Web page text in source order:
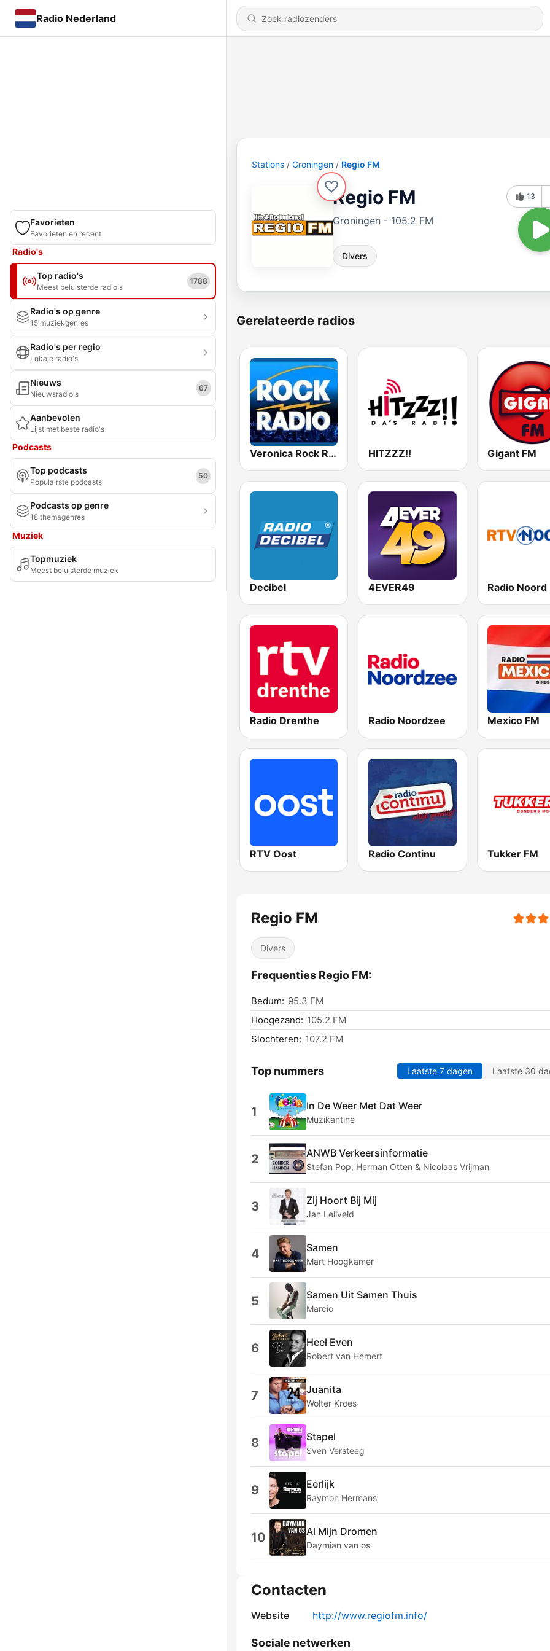
Radio Nederland
Favorieten
Favorieten en recent
Radio's
Top radio's
Meest beluisterde radio's
1788
Radio's op genre
15 muziekgenres
Radio's per regio
Lokale radio's
Nieuws
Nieuwsradio's
67
Aanbevolen
Lijst met beste radio's
Podcasts
Top podcasts
Populairste podcasts
50
Podcasts op genre
18 themagenres
Muziek
Topmuziek
Meest beluisterde muziek
Stations Groningen Regio FM
Regio FM
Groningen - 105.2 FM
Divers
13
Gerelateerde radios
Veronica Rock Radio HITZZZ!! Gigant FM
Decibel 4EVER49 Radio Noord
Radio Drenthe Radio Noordzee Mexico FM
RTV Oost Radio Continu Tukker FM
Regio FM
Divers
Frequenties Regio FM:
Bedum: 95.3 FM
Hoogezand: 105.2 FM
Slochteren: 107.2 FM
Top nummers Laatste 7 dagen Laatste 30
1 In De Weer Met Dat Weer
Muzikantine
2 ANWB Verkeersinformatie
Stefan Pop, Herman Otten & Nicolaas Vrijman
3 Zij Hoort Bij Mij
Jan Leliveld
4 Samen
Mart Hoogkamer
5 Samen Uit Samen Thuis
Marcio
6 Heel Even
Robert van Hemert
7 Juanita
Wolter Kroes
8 Stapel
Sven Versteeg
9 Eerlijk
Raymon Hermans
10 Al Mijn Dromen
Daymian van os
Contacten
Website http://www.regiofm.info/
Sociale netwerken